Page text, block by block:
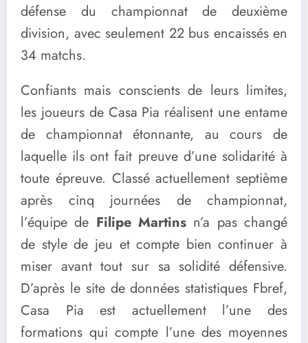
défense du championnat de deuxième
division, avec seulement 22 bus encaissés en
34 matchs.
Confiants mais conscients de leurs limites,
les joueurs de Casa Pia réalisent une entame
de championnat étonnante, au cours de
laquelle ils ont fait preuve d’une solidarité à
toute épreuve. Classé actuellement septième
après cinq journées de championnat,
l’équipe de Filipe Martins n’a pas changé
de style de jeu et compte bien continuer à
miser avant tout sur sa solidité défensive.
D’après le site de données statistiques Fbref,
Casa Pia est actuellement l’une des
formations qui compte l’une des moyennes